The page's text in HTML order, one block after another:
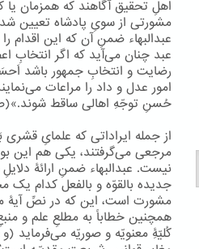
اهلِ تحقیق آگاهند که همزمان یا
مشورتی از سویِ پادشاه تعیین
عبدالبهاء ضمنِ آن که این اقدام
عبد چنان می‌آید که اگر انتخابِ
رضایت و انتخابِ جمهور باشد
امور عدل و داد را مراعات
حُسنِ توجّهِ اهالی ساقط
از جمله ایراداتی که علمایِ
مرجعی می‌گرفتند، یکی هم این
نیست. عبدالبهاء ضمنِ ارائۀ
جدیده بالقوّه و بالفعل کدام یک
مشورت است، این که در نصِّ آیۀ
همچنین خطاباً به مطلعِ علم و
کُلیّۀِ معنویّه و صوریّه می‌فرماید